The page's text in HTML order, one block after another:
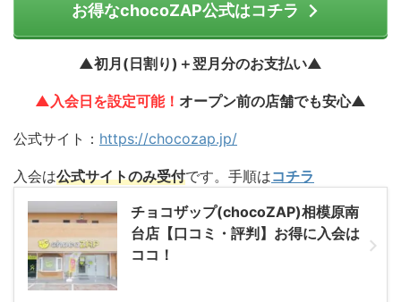
お得なchocoZAP公式はコチラ
▲初月(日割り)＋翌月分のお支払い▲
▲入会日を設定可能！ オープン前の店舗でも安心▲
公式サイト： https://chocozap.jp/
入会は公式サイトのみ受付です。手順はコチラ
チョコザップ(chocoZAP)相模原南
台店【口コミ・評判】お得に入会は
ココ！